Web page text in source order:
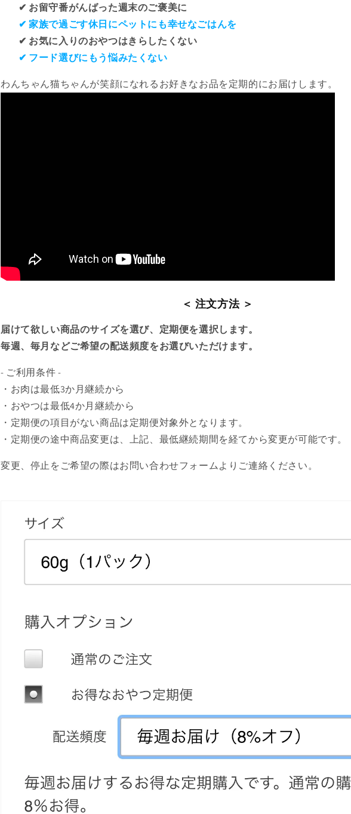
✔ お留守番がんばった週末のご褒美に
✔ 家族で過ごす休日にペットにも幸せなごはんを
✔ お気に入りのおやつはきらしたくない
✔ フード選びにもう悩みたくない
わんちゃん猫ちゃんが笑顔になれるお好きなお品を定期的にお届けします。
＜ 注文方法 ＞
届けて欲しい商品のサイズを選び、定期便を選択します。
毎週、毎月などご希望の配送頻度をお選びいただけます。
- ご利用条件 -
・お肉は最低3か月継続から
・おやつは最低4か月継続から
・定期便の項目がない商品は定期便対象外となります。
・定期便の途中商品変更は、上記、最低継続期間を経てから変更が可能です。
変更、停止をご希望の際はお問い合わせフォームよりご連絡ください。